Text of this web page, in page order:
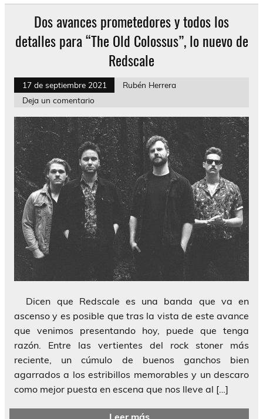
Dos avances prometedores y todos los
detalles para “The Old Colossus”, lo nuevo de
Redscale
17 de septiembre 2021
Rubén Herrera
Deja un comentario
Dicen que Redscale es una banda que va en
ascenso y es posible que tras la vista de este avance
que venimos presentando hoy, puede que tenga
razón. Entre las vertientes del rock stoner más
reciente, un cúmulo de buenos ganchos bien
agarrados a los estribillos memorables y un descaro
como mejor puesta en escena que nos lleve al […]
Leer más